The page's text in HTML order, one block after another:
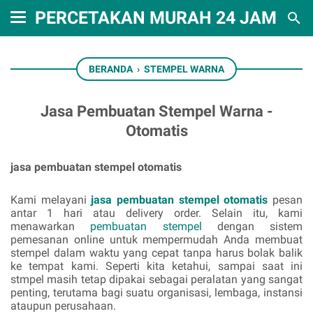
PERCETAKAN MURAH 24 JAM
BERANDA › STEMPEL WARNA
Jasa Pembuatan Stempel Warna -
Otomatis
jasa pembuatan stempel otomatis
Kami melayanijasa pembuatan stempelotomatis pesan
antar 1 hari atau delivery order. Selain itu, kami
menawarkan pembuatan stempel dengan sistem
pemesanan online untuk mempermudah Anda membuat
stempel dalam waktu yang cepat tanpa harus bolak balik
ke tempat kami. Seperti kita ketahui, sampai saat ini
stmpel masih tetap dipakai sebagai peralatan yang sangat
penting, terutama bagi suatu organisasi, lembaga, instansi
ataupun perusahaan.